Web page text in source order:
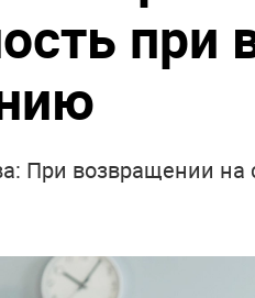
при
При возвращении на